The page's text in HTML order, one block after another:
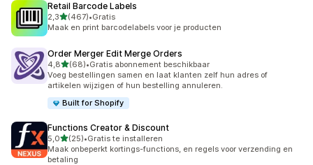
Retail Barcode Labels
2,3van 5 sterren
(467)
467 recensies in totaal
•Gratis
Maak en print barcodelabels voor je producten
Order Merger Edit Merge Orders
4,8van 5 sterren
(68)
68 recensies in totaal
•Gratis abonnement beschikbaar
Voeg bestellingen samen en laat klanten zelf hun adres of
artikelen wijzigen of hun bestelling annuleren.
Built for Shopify
Functions Creator & Discount
5,0van 5 sterren
(25)
25 recensies in totaal
•Gratis te installeren
Maak onbeperkt kortings-functions, en regels voor verzending en
betaling